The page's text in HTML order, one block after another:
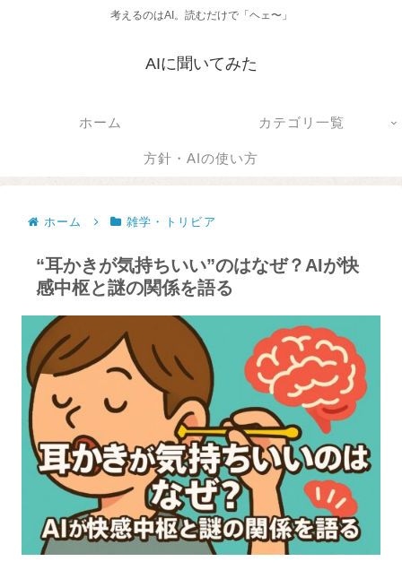
考えるのはAI。読むだけで「ヘェ〜」
AIに聞いてみた
ホーム カテゴリ一覧
方針・AIの使い方
ホーム 雑学・トリビア
“耳かきが気持ちいい”のはなぜ？AIが快
感中枢と謎の関係を語る